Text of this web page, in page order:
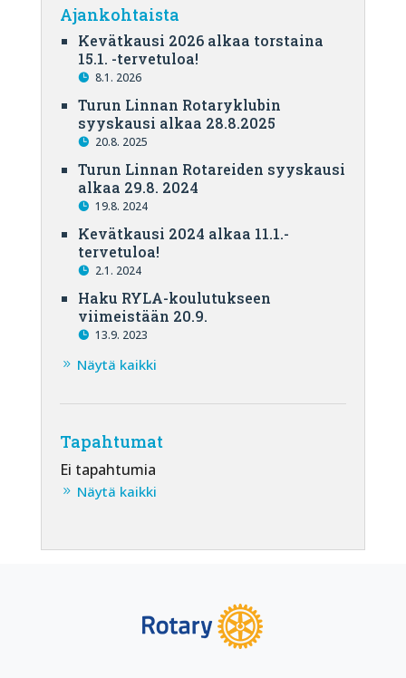
Ajankohtaista
Kevätkausi 2026 alkaa torstaina
15.1. -tervetuloa!
8.1. 2026
Turun Linnan Rotaryklubin
syyskausi alkaa 28.8.2025
20.8. 2025
Turun Linnan Rotareiden syyskausi
alkaa 29.8. 2024
19.8. 2024
Kevätkausi 2024 alkaa 11.1.-
tervetuloa!
2.1. 2024
Haku RYLA-koulutukseen
viimeistään 20.9.
13.9. 2023
Näytä kaikki
Tapahtumat
Ei tapahtumia
Näytä kaikki